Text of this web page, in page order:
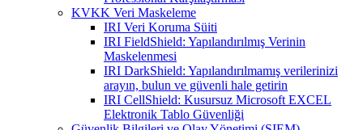
KVKK Veri Maskeleme
IRI Veri Koruma Süiti
IRI FieldShield: Yapılandırılmış Verinin
Maskelenmesi
IRI DarkShield: Yapılandırılmamış verilerinizi
arayın, bulun ve güvenli hale getirin
IRI CellShield: Kusursuz Microsoft EXCEL
Elektronik Tablo Güvenliği